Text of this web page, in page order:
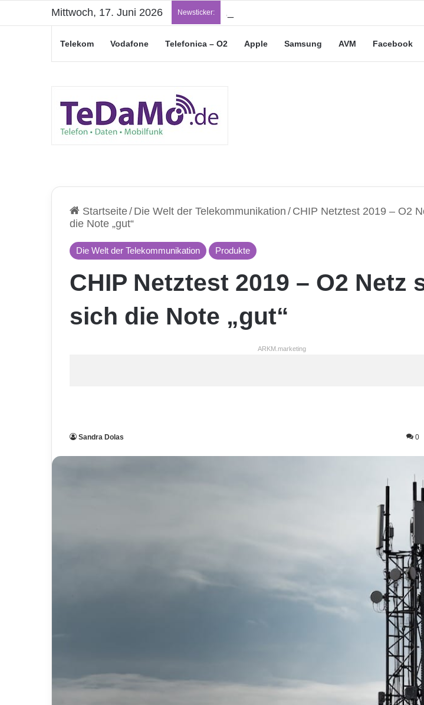
Mittwoch, 17. Juni 2026 Newsticker: „Junge Leute“-Tarife: Marketing-Trick
Telekom Vodafone Telefonica – O2 Apple Samsung AVM Facebook
Startseite/ Die Welt der Telekommunikation / CHIP Netztest 2019 – O2
die Note „gut“
Die Welt der Telekommunikation Produkte
CHIP Netztest 2019 – O2 Netz
sich die Note „gut“
ARKM.marketing
Sandra Dolas 0